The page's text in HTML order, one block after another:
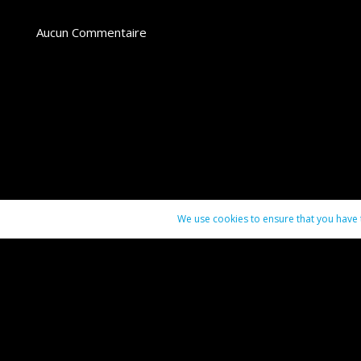
Aucun Commentaire
We use cookies to ensure that you